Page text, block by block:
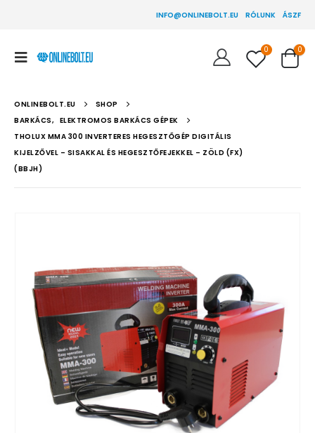
INFO@ONLINEBOLT.EU RÓLUNK ÁSZF
0 0
ONLINEBOLT.EU
SHOP
BARKÁCS, ELEKTROMOS BARKÁCS GÉPEK
THOLUX MMA 300 INVERTERES HEGESZTŐGÉP DIGITÁLIS
KIJELZŐVEL – SISAKKAL ÉS HEGESZTŐFEJEKKEL – ZÖLD (FX)
(BBJH)